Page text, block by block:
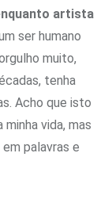
artista
ser humano
muito,
tenha
Acho que isto
vida, mas
palavras e